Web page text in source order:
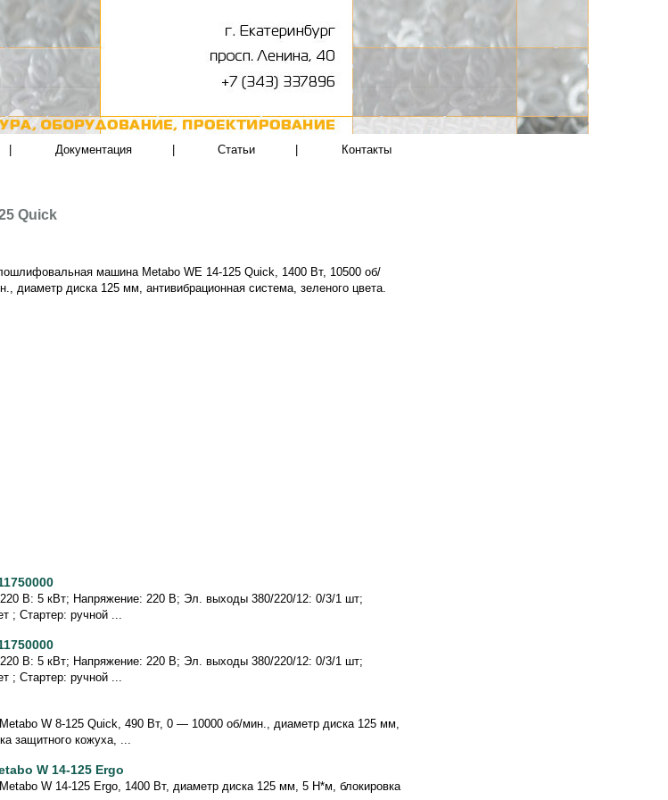
Документация Статьи Контакты
Quick
машина Metabo WE 14-125 Quick, 1400 Вт, 10500 об/
диаметр диска 125 мм, антивибрационная система, зеленого цвета.
В: 5 кВт; Напряжение: 220 В; Эл. выходы 380/220/12: 0/3/1 шт;
; Стартер: ручной ...
В: 5 кВт; Напряжение: 220 В; Эл. выходы 380/220/12: 0/3/1 шт;
; Стартер: ручной ...
W 8-125 Quick, 490 Вт, 0 — 10000 об/мин., диаметр диска 125 мм,
защитного кожуха, ...
W 14-125 Ergo
W 14-125 Ergo, 1400 Вт, диаметр диска 125 мм, 5 Н*м, блокировка